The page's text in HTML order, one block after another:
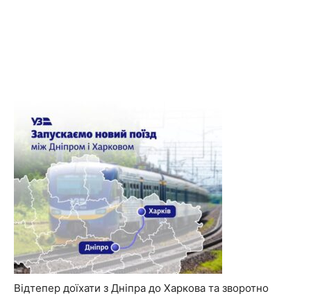
Відтепер доїхати з Дніпра до Харкова та зворотно